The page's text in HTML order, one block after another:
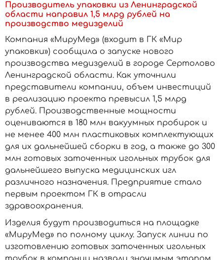
Производитель упаковки из Ленинградской
области направил 1,5 млрд рублей на
производство медизделий
Компания «МируМед» (входит в ГК «Мир
упаковки») сообщила о запуске нового
производства медизделий в городе Сертолово
Ленинградской области. Как уточнили
представители компании, объем инвестиций
в реализацию проекта превысил 1,5 млрд
рублей. Производственные мощности
оцениваются в 180 млн вакуумных пробирок и
не менее 400 млн пластиковых комплектующих
для их дальнейшей сборки в год, а также до 300
млн готовых заточенных игольных трубок для
дальнейшего выпуска медицинских игл
различного назначения. Предприятие стало
первым проектом ГК в отрасли
здравоохранения.
Изделия будут производиться на площадке
«МируМед» по полному циклу. Запуск линии по
изготовлению готовых заточенных игольных